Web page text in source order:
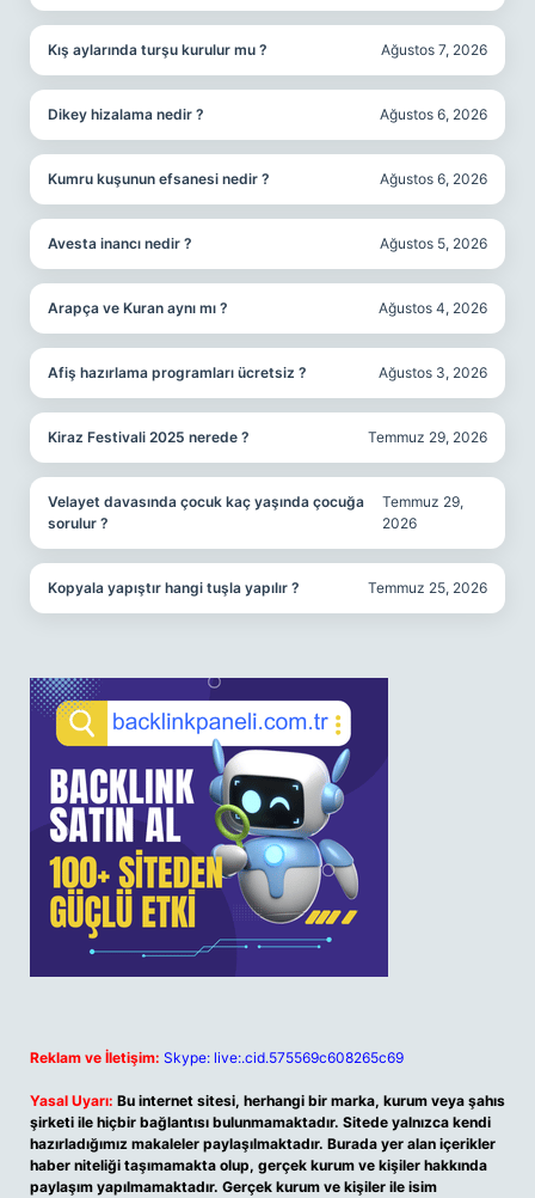
Kış aylarında turşu kurulur mu ? Ağustos 7, 2026
Dikey hizalama nedir ? Ağustos 6, 2026
Kumru kuşunun efsanesi nedir ? Ağustos 6, 2026
Avesta inancı nedir ? Ağustos 5, 2026
Arapça ve Kuran aynı mı ? Ağustos 4, 2026
Afiş hazırlama programları ücretsiz ? Ağustos 3, 2026
Kiraz Festivali 2025 nerede ? Temmuz 29, 2026
Velayet davasında çocuk kaç yaşında çocuğa
sorulur ?
Temmuz 29,
2026
Kopyala yapıştır hangi tuşla yapılır ? Temmuz 25, 2026
Reklam ve İletişim: Skype: live:.cid.575569c608265c69
Yasal Uyarı: Bu internet sitesi, herhangi bir marka, kurum veya şahıs
şirketi ile hiçbir bağlantısı bulunmamaktadır. Sitede yalnızca kendi
hazırladığımız makaleler paylaşılmaktadır. Burada yer alan içerikler
haber niteliği taşımamakta olup, gerçek kurum ve kişiler hakkında
paylaşım yapılmamaktadır. Gerçek kurum ve kişiler ile isim